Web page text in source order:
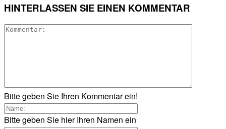
HINTERLASSEN SIE EINEN KOMMENTAR
Bitte geben Sie Ihren Kommentar ein!
Bitte geben Sie hier Ihren Namen ein